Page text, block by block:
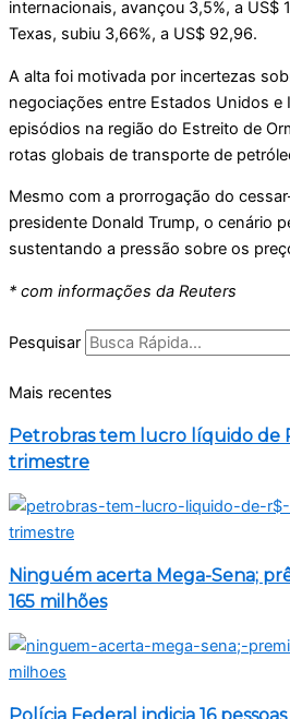
internacionais, avançou 3,5%, a US$
Texas, subiu 3,66%, a US$ 92,96.
A alta foi motivada por incertezas
negociações entre Estados Unidos e
episódios na região do Estreito de
rotas globais de transporte de
Mesmo com a prorrogação do
presidente Donald Trump, o cenário
sustentando a pressão sobre os
* com informações da Reuters
Pesquisar
Mais recentes
Petrobras tem lucro líquido de
trimestre
Ninguém acerta Mega-Sena;
165 milhões